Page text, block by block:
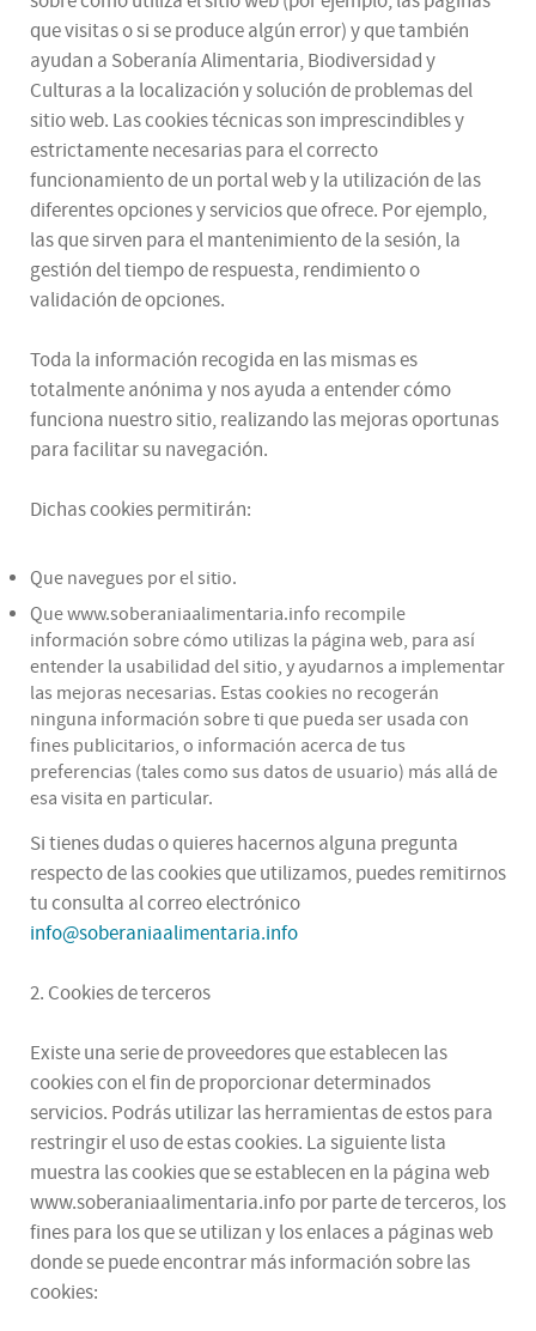
que visitas o si se produce algún error) y que también
ayudan a Soberanía Alimentaria, Biodiversidad y
Culturas a la localización y solución de problemas del
sitio web. Las cookies técnicas son imprescindibles y
estrictamente necesarias para el correcto
funcionamiento de un portal web y la utilización de las
diferentes opciones y servicios que ofrece. Por ejemplo,
las que sirven para el mantenimiento de la sesión, la
gestión del tiempo de respuesta, rendimiento o
validación de opciones.
Toda la información recogida en las mismas es
totalmente anónima y nos ayuda a entender cómo
funciona nuestro sitio, realizando las mejoras oportunas
para facilitar su navegación.
Dichas cookies permitirán:
Que navegues por el sitio.
Que www.soberaniaalimentaria.info recompile
información sobre cómo utilizas la página web, para así
entender la usabilidad del sitio, y ayudarnos a implementar
las mejoras necesarias. Estas cookies no recogerán
ninguna información sobre ti que pueda ser usada con
fines publicitarios, o información acerca de tus
preferencias (tales como sus datos de usuario) más allá de
esa visita en particular.
Si tienes dudas o quieres hacernos alguna pregunta
respecto de las cookies que utilizamos, puedes remitirnos
tu consulta al correo electrónico
info@soberaniaalimentaria.info
2. Cookies de terceros
Existe una serie de proveedores que establecen las
cookies con el fin de proporcionar determinados
servicios. Podrás utilizar las herramientas de estos para
restringir el uso de estas cookies. La siguiente lista
muestra las cookies que se establecen en la página web
www.soberaniaalimentaria.info por parte de terceros, los
fines para los que se utilizan y los enlaces a páginas web
donde se puede encontrar más información sobre las
cookies: